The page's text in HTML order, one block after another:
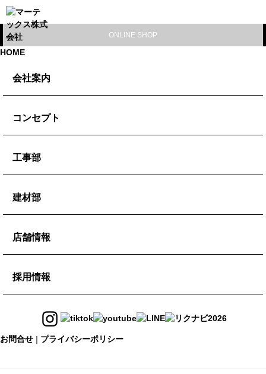
ONLINE SHOP
HOME
会社案内
会社概要
ブログ
コンセプト
ミッション
ビジョン
工事部
防水工事
外壁改修
建材部
防水副資材
タイル
店舗情報
イベント予約
DIYメンバー登録
ONLINE SHOP
採用情報
採用情報
オープンカンパニー
お問合せ | プライバシーポリシー